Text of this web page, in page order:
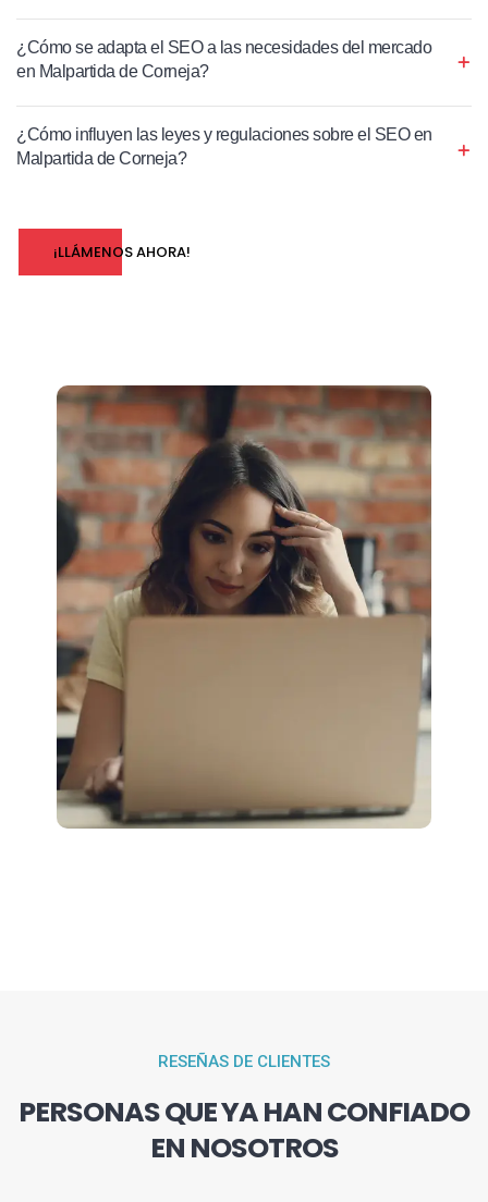
¿Cómo se adapta el SEO a las necesidades del mercado
en Malpartida de Corneja?
¿Cómo influyen las leyes y regulaciones sobre el SEO en
Malpartida de Corneja?
¡LLÁMENOS AHORA!
RESEÑAS DE CLIENTES
PERSONAS QUE YA HAN CONFIADO
EN NOSOTROS